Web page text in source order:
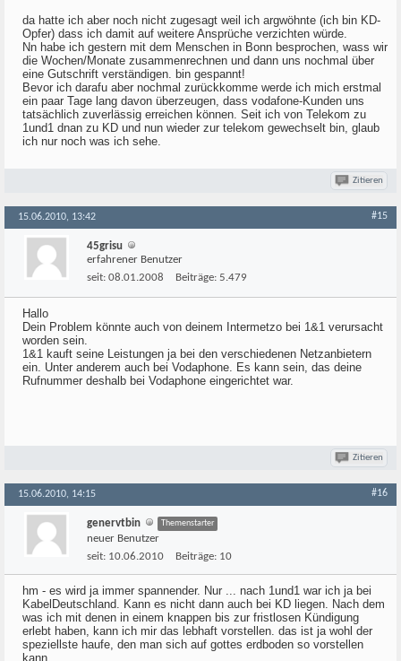
da hatte ich aber noch nicht zugesagt weil ich argwöhnte (ich bin KD-
Opfer) dass ich damit auf weitere Ansprüche verzichten würde.
Nn habe ich gestern mit dem Menschen in Bonn besprochen, wass wir
die Wochen/Monate zusammenrechnen und dann uns nochmal über
eine Gutschrift verständigen. bin gespannt!
Bevor ich darafu aber nochmal zurückkomme werde ich mich erstmal
ein paar Tage lang davon überzeugen, dass vodafone-Kunden uns
tatsächlich zuverlässig erreichen können. Seit ich von Telekom zu
1und1 dnan zu KD und nun wieder zur telekom gewechselt bin, glaub
ich nur noch was ich sehe.
Zitieren
15.06.2010, 13:42 #15
45grisu
erfahrener Benutzer
seit: 08.01.2008 Beiträge: 5.479
Hallo
Dein Problem könnte auch von deinem Intermetzo bei 1&1 verursacht
worden sein.
1&1 kauft seine Leistungen ja bei den verschiedenen Netzanbietern
ein. Unter anderem auch bei Vodaphone. Es kann sein, das deine
Rufnummer deshalb bei Vodaphone eingerichtet war.
Zitieren
15.06.2010, 14:15 #16
genervtbin Themenstarter
neuer Benutzer
seit: 10.06.2010 Beiträge: 10
hm - es wird ja immer spannender. Nur ... nach 1und1 war ich ja bei
KabelDeutschland. Kann es nicht dann auch bei KD liegen. Nach dem
was ich mit denen in einem knappen bis zur fristlosen Kündigung
erlebt haben, kann ich mir das lebhaft vorstellen. das ist ja wohl der
speziellste haufe, den man sich auf gottes erdboden so vorstellen
kann.